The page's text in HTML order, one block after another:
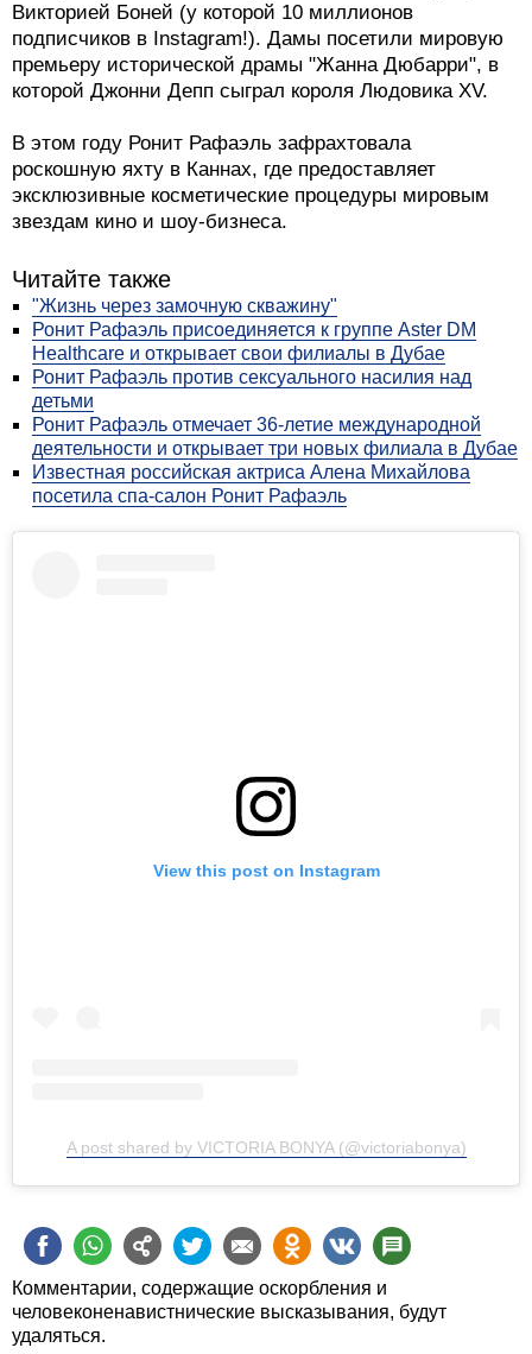
Викторией Боней (у которой 10 миллионов
подписчиков в Instagram!). Дамы посетили мировую
премьеру исторической драмы "Жанна Дюбарри", в
которой Джонни Депп сыграл короля Людовика XV.
В этом году Ронит Рафаэль зафрахтовала
роскошную яхту в Каннах, где предоставляет
эксклюзивные косметические процедуры мировым
звездам кино и шоу-бизнеса.
Читайте также
"Жизнь через замочную скважину"
Ронит Рафаэль присоединяется к группе Aster DM
Healthcare и открывает свои филиалы в Дубае
Ронит Рафаэль против сексуального насилия над
детьми
Ронит Рафаэль отмечает 36-летие международной
деятельности и открывает три новых филиала в Дубае
Известная российская актриса Алена Михайлова
посетила спа-салон Ронит Рафаэль
View this post on Instagram
A post shared by VICTORIA BONYA (@victoriabonya)
Комментарии, содержащие оскорбления и
человеконенавистнические высказывания, будут
удаляться.